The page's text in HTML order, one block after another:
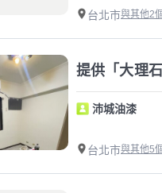
台北市與其他2
提供「大理
沛城油漆
台北市與其他5